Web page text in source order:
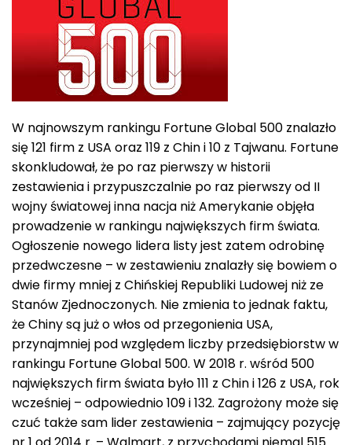
W najnowszym rankingu Fortune Global 500 znalazło
się 121 firm z USA oraz 119 z Chin i 10 z Tajwanu. Fortune
skonkludował, że po raz pierwszy w historii
zestawienia i przypuszczalnie po raz pierwszy od II
wojny światowej inna nacja niż Amerykanie objęła
prowadzenie w rankingu największych firm świata.
Ogłoszenie nowego lidera listy jest zatem odrobinę
przedwczesne – w zestawieniu znalazły się bowiem o
dwie firmy mniej z Chińskiej Republiki Ludowej niż ze
Stanów Zjednoczonych. Nie zmienia to jednak faktu,
że Chiny są już o włos od przegonienia USA,
przynajmniej pod względem liczby przedsiębiorstw w
rankingu Fortune Global 500. W 2018 r. wśród 500
największych firm świata było 111 z Chin i 126 z USA, rok
wcześniej – odpowiednio 109 i 132. Zagrożony może się
czuć także sam lider zestawienia – zajmujący pozycję